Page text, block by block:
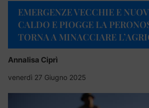
EMERGENZE VECCHIE E
CALDO E PIOGGE LA
TORNA A MINACCIARE
Annalisa Ciprì
venerdì 27 Giugno 2025